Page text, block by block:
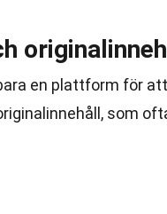
en plattform för
som